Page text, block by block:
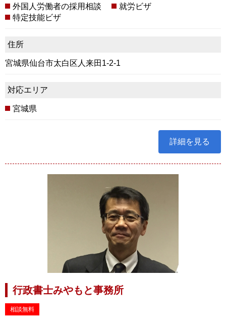
外国人労働者の採用相談
就労ビザ
特定技能ビザ
住所
宮城県仙台市太白区人来田1-2-1
対応エリア
宮城県
詳細を見る
行政書士みやもと事務所
相談無料